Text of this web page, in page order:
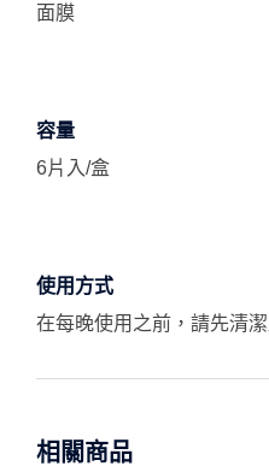
面膜
容量
6片入/盒
使用方式
在每晚使用之前，請先清
相關商品